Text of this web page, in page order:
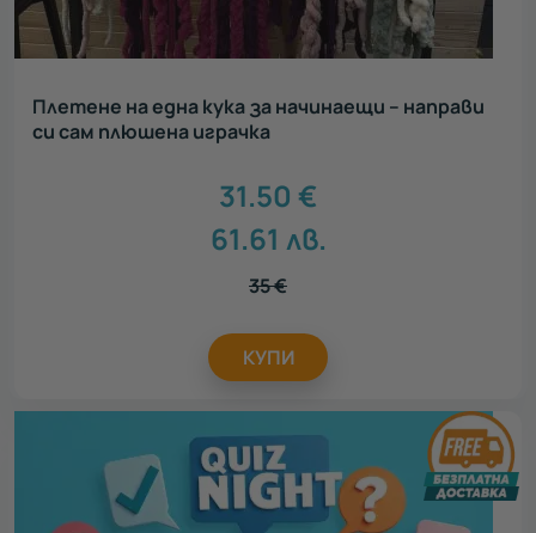
Плетене на една кука за начинаещи – направи
си сам плюшена играчка
31.50 €
61.61 лв.
35€
КУПИ